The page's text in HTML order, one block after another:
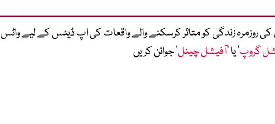
روزمرہ زندگی کو متاثر کرسکنے والے واقعات کی اپ ڈیٹس کے لیے واٹس
گروپ‘ یا ’آفیشل چینل‘ جوائن کریں